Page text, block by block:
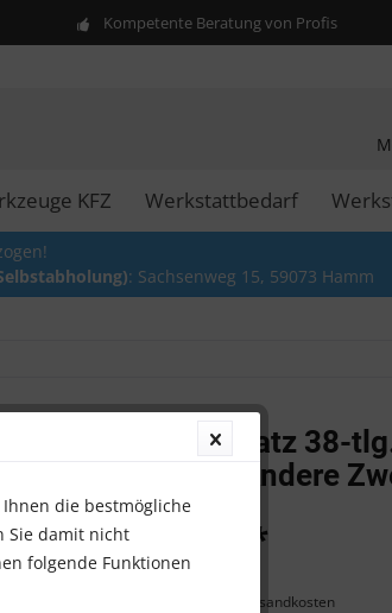
Kompetente Beratung von Profis
KFZ Werkstattbedarf
: Sachsenweg 15, 59073 Hamm
Bürstensatz 38-
Diverse Andere
29,00 € *
Inhalt:1
zzgl. Versandkosten
Ihnen die bestmögliche
Sie damit nicht
folgende Funktionen